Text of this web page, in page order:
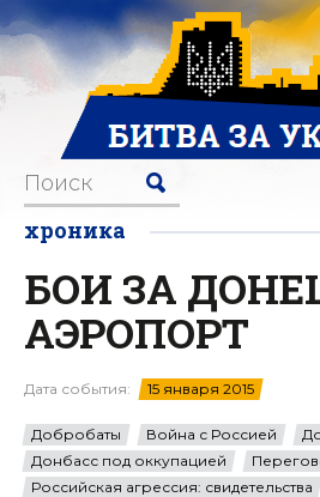
хроника
БОИ ЗА
АЭРОПОРТ
Дата события: 15 января 2015
Добробаты Война с Россией
Донбасс под оккупацией
Российская агрессия: свидетельства